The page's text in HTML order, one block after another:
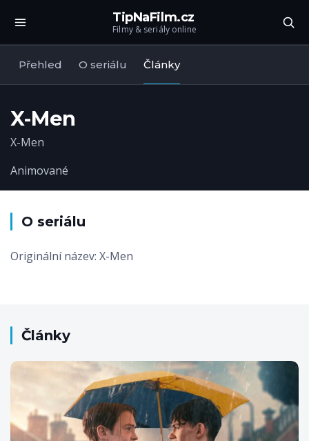
TipNaFilm.cz
Filmy & seriály online
Přehled O seriálu Články
X-Men
X-Men
Animované
O seriálu
Originální název: X-Men
Články